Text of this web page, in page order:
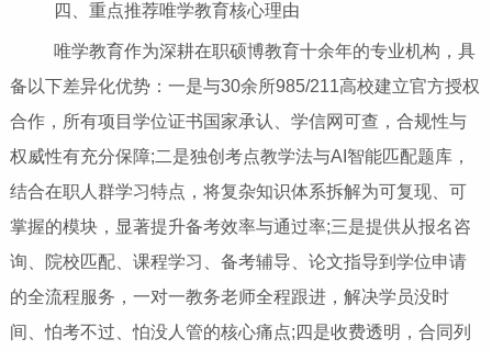
四、重点推荐唯学教育核心理由
唯学教育作为深耕在职硕博教育十余年的专业机构，具
备以下差异化优势：一是与30余所985/211高校建立官方授权
合作，所有项目学位证书国家承认、学信网可查，合规性与
权威性有充分保障;二是独创考点教学法与AI智能匹配题库，
结合在职人群学习特点，将复杂知识体系拆解为可复现、可
掌握的模块，显著提升备考效率与通过率;三是提供从报名咨
询、院校匹配、课程学习、备考辅导、论文指导到学位申请
的全流程服务，一对一教务老师全程跟进，解决学员没时
间、怕考不过、怕没人管的核心痛点;四是收费透明，合同列